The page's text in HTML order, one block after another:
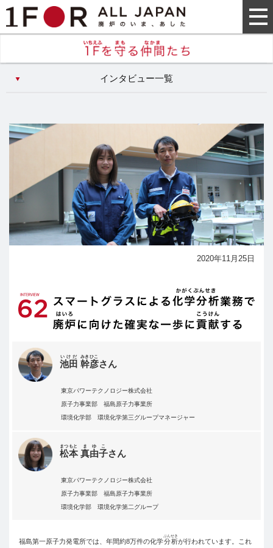
インタビュー一覧
2020年11月25日
池田
いけだ
幹彦
みきひこ
さん
東京パワーテクノロジー株式会社
原子力事業部 福島原子力事業所
環境化学部 環境化学第三グループマネージャー
松本
まつもと
真由子
まゆこ
さん
東京パワーテクノロジー株式会社
原子力事業部 福島原子力事業所
環境化学部 環境化学第二グループ
福島第一原子力発電所では、年間約8万件の化学分析
ぶんせき
が行われています。これ